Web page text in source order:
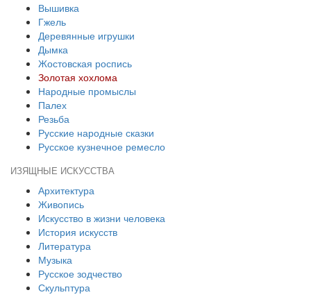
Вышивка
Гжель
Деревянные игрушки
Дымка
Жостовская роспись
Золотая хохлома
Народные промыслы
Палех
Резьба
Русские народные сказки
Русское кузнечное ремесло
ИЗЯЩНЫЕ ИСКУССТВА
Архитектура
Живопись
Искусство в жизни человека
История искусств
Литература
Музыка
Русское зодчество
Скульптура